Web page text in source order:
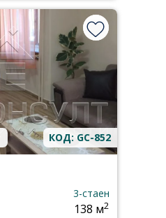
КОД: GC-852
3-стаен
138 м2